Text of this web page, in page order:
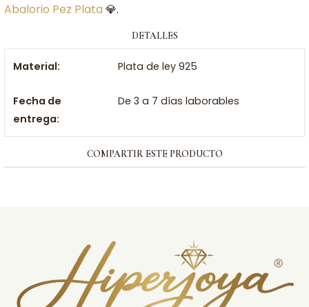
Abalorio Pez Plata 💎.
DETALLES
Material: Plata de ley 925
Fecha de
entrega:
De 3 a 7 días laborables
COMPARTIR ESTE PRODUCTO